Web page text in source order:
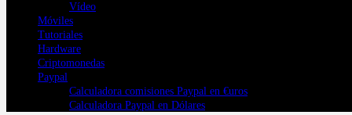
Vídeo
Móviles
Tutoriales
Hardware
Criptomonedas
Paypal
Calculadora comisiones Paypal en €uros
Calculadora Paypal en Dólares